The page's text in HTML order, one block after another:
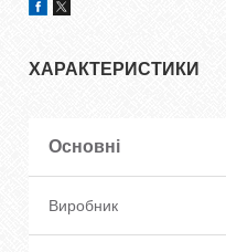
ХАРАКТЕРИСТИКИ
Основні
Виробник